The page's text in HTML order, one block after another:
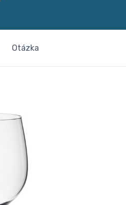
Otázka